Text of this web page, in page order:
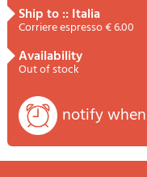
ship to :: Italia
Corriere espresso € 6.00
availability
Out of stock
notify